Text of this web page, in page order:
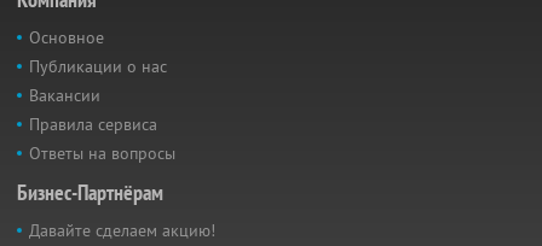
Основное
Публикации о нас
Вакансии
Правила сервиса
Ответы на вопросы
Бизнес-Партнёрам
Давайте сделаем акцию!